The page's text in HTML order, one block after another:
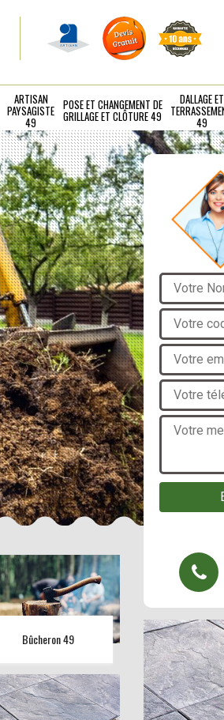
ARTISAN
PAYSAGISTE
49
POSE ET CHANGEMENT DE
GRILLAGE ET CLÔTURE 49
DALLAGE ET
49
Bûcheron 49